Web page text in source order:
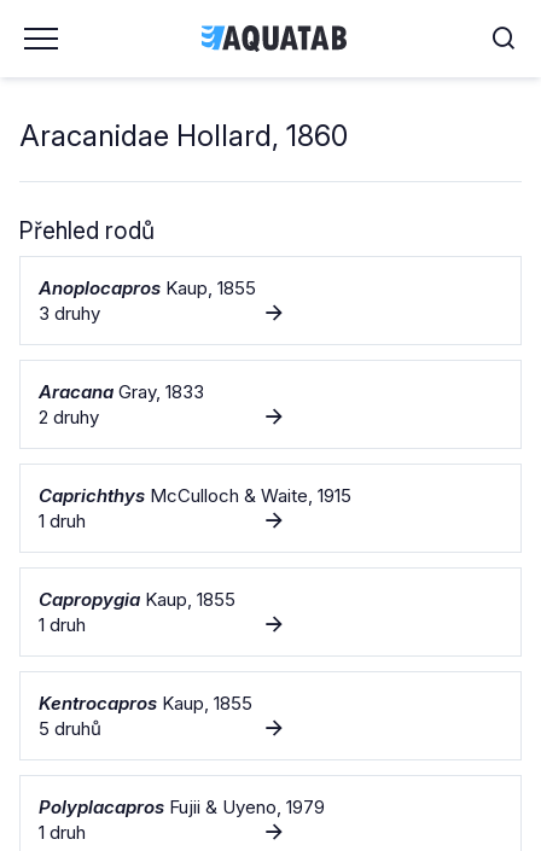
Aracanidae Hollard, 1860
Přehled rodů
Anoplocapros Kaup, 1855
3 druhy
Aracana Gray, 1833
2 druhy
Caprichthys McCulloch & Waite, 1915
1 druh
Capropygia Kaup, 1855
1 druh
Kentrocapros Kaup, 1855
5 druhů
Polyplacapros Fujii & Uyeno, 1979
1 druh